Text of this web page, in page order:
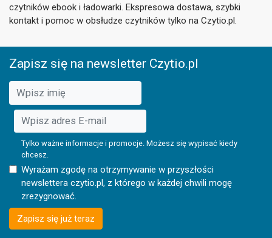
czytników ebook i ładowarki. Ekspresowa dostawa, szybki
kontakt i pomoc w obsłudze czytników tylko na Czytio.pl.
Zapisz się na newsletter Czytio.pl
Tylko ważne informacje i promocje. Możesz się wypisać kiedy
chcesz.
Wyrażam zgodę na otrzymywanie w przyszłości
newslettera czytio.pl, z którego w każdej chwili mogę
zrezygnować.
Zapisz się już teraz